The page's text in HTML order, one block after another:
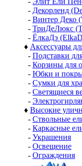
- Декорленд
- Винтер Деко
- ТриДеЛюкс
- ЁлкаДэ
♦ Аксессуары
- Подставки
- Корзины для
- Юбки и
- Сумки для
- Светящиеся
-
♦ Высокие
- Ствольные
- Каркасные
- Украшения
- Освещение
- Ограждения